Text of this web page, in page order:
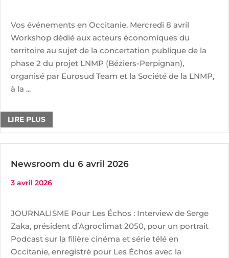
Vos événements en Occitanie. Mercredi 8 avril
Workshop dédié aux acteurs économiques du
territoire au sujet de la concertation publique de la
phase 2 du projet LNMP (Béziers-Perpignan),
organisé par Eurosud Team et la Société de la LNMP,
à la ...
LIRE PLUS
Newsroom du 6 avril 2026
3 avril 2026
JOURNALISME Pour Les Échos : Interview de Serge
Zaka, président d’Agroclimat 2050, pour un portrait
Podcast sur la filière cinéma et série télé en
Occitanie, enregistré pour Les Échos avec la